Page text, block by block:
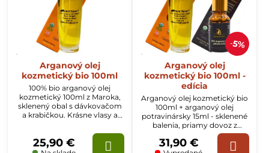
Arganový olej
kozmetický bio 100ml
100% bio arganový olej
kozmetický 100ml z Maroka,
sklenený obal s dávkovačom
a krabičkou. Krásne vlasy a
25,90 €
5%
Arganový olej
kozmetický bio 100ml -
edícia
Arganový olej kozmetický bio
100ml + arganový olej
potravinársky 15ml - sklenené
balenia, priamy dovoz z
31,90 €